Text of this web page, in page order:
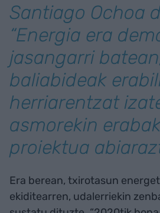
Santiago Ochoa
“Energia era
jasangarri
baliabideak
herriarentzat
asmorekin
proiektua
Era berean, txirotasun
ekiditearren, udalerriekin